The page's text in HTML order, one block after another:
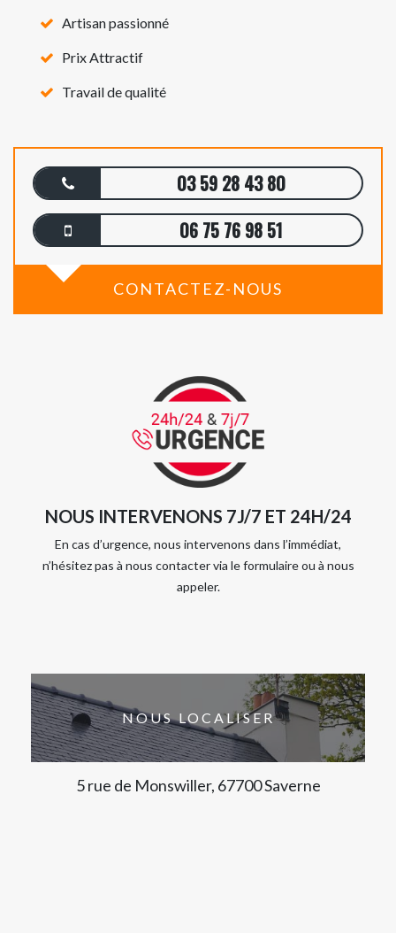
Artisan passionné
Prix Attractif
Travail de qualité
03 59 28 43 80
06 75 76 98 51
CONTACTEZ-NOUS
NOUS INTERVENONS 7J/7 ET 24H/24
En cas d’urgence, nous intervenons dans l’immédiat,
n’hésitez pas à nous contacter via le formulaire ou à nous
appeler.
NOUS LOCALISER
5 rue de Monswiller, 67700 Saverne